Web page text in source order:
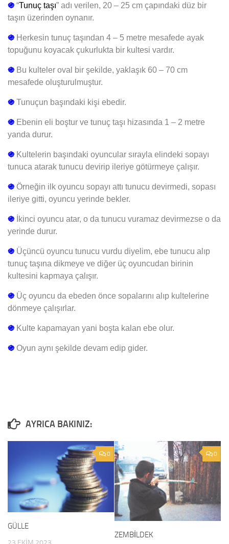
֍ “Tunuç taşı” adı verilen, 20 – 25 cm çapındaki düz bir
taşın üzerinden oynanır.
֍ Herkesin tunuç taşından 4 – 5 metre mesafede ayak
topuğunu koyacak çukurlukta bir kultesi vardır.
֍ Bu kulteler oval bir şekilde, yaklaşık 60 – 70 cm
mesafede oluşturulmuştur.
֍ Tunuçun başındaki kişi ebedir.
֍ Ebenin eli boştur ve tunuç taşı hizasında 1 – 2 metre
yanda durur.
֍ Kultelerin başındaki oyuncular sırayla elindeki sopayı
tunuca atarak tunucu devirip ileriye götürmeye çalışır.
֍ Örneğin ilk oyuncu sopayı attı tunucu devirmedi, sopası
ileriye gitti, oyuncu yerinde bekler.
֍ İkinci oyuncu atar, o da tunucu vuramaz devirmezse o da
yerinde durur.
֍ Üçüncü oyuncu tunucu vurdu diyelim, ebe tunucu alıp
tunuç taşına dikmeye ve diğer üç oyuncudan birinin
kultesini kapmaya çalışır.
֍ Üç oyuncu da ebeden önce sopalarını alıp kultelerine
dönmeye çalışırlar.
֍ Kulte kapamayan yani boşta kalan ebe olur.
֍ Oyun aynı şekilde devam edip gider.
0
GÜLLE
0
ZEMBİLDEK